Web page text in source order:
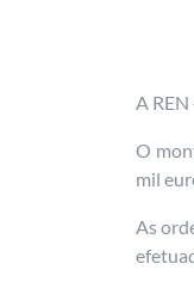
A
O
mil
As